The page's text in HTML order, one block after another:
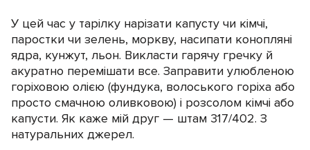
У цей час у тарілку нарізати капусту чи кімчі,
паростки чи зелень, моркву, насипати конопляні
ядра, кунжут, льон. Викласти гарячу гречку й
акуратно перемішати все. Заправити улюбленою
горіховою олією (фундука, волоського горіха або
просто смачною оливковою) і розсолом кімчі або
капусти. Як каже мій друг — штам 317/402. З
натуральних джерел.